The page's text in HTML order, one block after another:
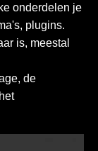
onderdelen je
plugins.
is, meestal
de